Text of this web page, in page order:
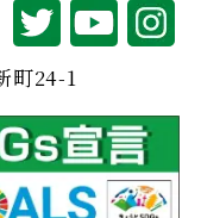
町24-1